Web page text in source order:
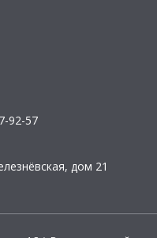
92-57
дом 21